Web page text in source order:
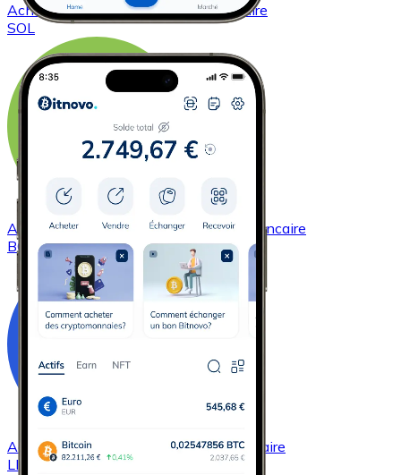
AcheterSolanaavec virement bancaire
SOL
AcheterBitcoin Cash avec virement bancaire
BCH
AcheterChainlink
avec virement bancaire
LINK